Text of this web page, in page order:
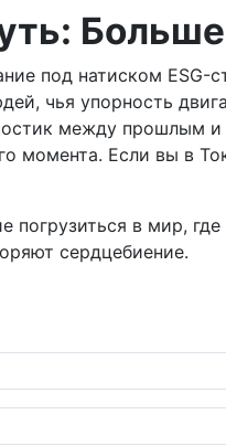
под натиском
чья упорность
между прошлым
момента. Если вы в
погрузиться в мир,
сердцебиение.
британская икона